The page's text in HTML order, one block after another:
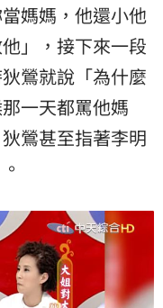
媽媽，他還小他
」，接下來一段
鶯就說「為什麼
一天都罵他媽
鶯甚至指著李明